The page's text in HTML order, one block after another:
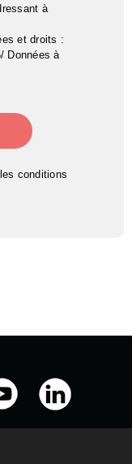
à
et droits :
Données à
conditions